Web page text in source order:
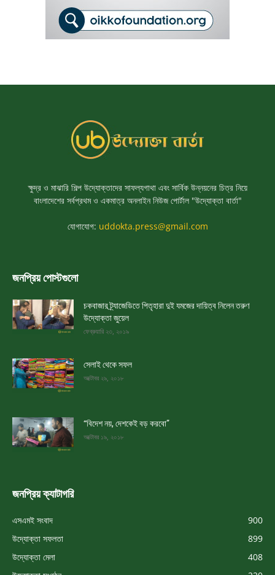
ক্ষুদ্র ও মাঝারি শিল্প উদ্যোক্তাদের সাফল্যগাথা এবং সার্বিক উন্নয়নের চিত্র নিয়ে
বাংলাদেশের সর্বপ্রথম ও একমাত্র অনলাইন নিউজ পোর্টাল "উদ্যোক্তা বার্তা"
যোগাযোগ: uddokta.press@gmail.com
জনপ্রিয় পোস্টগুলো
চকবাজার ট্র্যাজেডিতে পিতৃহারা দুই যমজের দায়িত্ব নিলেন তরুণ
উদ্যোক্তা জুয়েল
ফেব্রুয়ারি ২৩, ২০১৯
সেলাই থেকে সফল
অক্টোবর ২৯, ২০১৮
“বিদেশ নয়, দেশকেই বড় করবো”
অক্টোবর ১৯, ২০১৮
জনপ্রিয় ক্যাটাগরি
এসএমই সংবাদ
900
উদ্যোক্তা সফলতা
899
উদ্যোক্তা মেলা
408